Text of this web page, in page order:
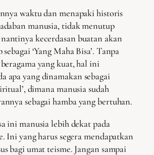
waktu dan menapaki historis
manusia, tidak menutup
kecerdasan buatan akan
‘Yang Maha Bisa’. Tanpa
yang kuat, hal ini
apa yang dinamakan sebagai
dimana manusia sudah
sebagai hamba yang bertuhan.
ini manusia lebih dekat pada
Ini yang harus segera mendapatkan
bagi umat teisme. Jangan sampai